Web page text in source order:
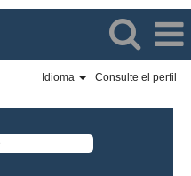
Idioma Consulte el perfil